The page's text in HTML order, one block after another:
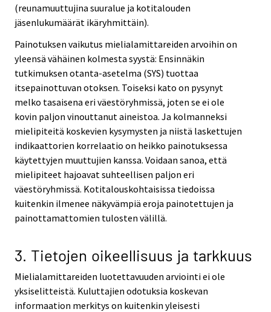
(reunamuuttujina suuralue ja kotitalouden
jäsenlukumäärät ikäryhmittäin).
Painotuksen vaikutus mielialamittareiden arvoihin on
yleensä vähäinen kolmesta syystä: Ensinnäkin
tutkimuksen otanta-asetelma (SYS) tuottaa
itsepainottuvan otoksen. Toiseksi kato on pysynyt
melko tasaisena eri väestöryhmissä, joten se ei ole
kovin paljon vinouttanut aineistoa. Ja kolmanneksi
mielipiteitä koskevien kysymysten ja niistä laskettujen
indikaattorien korrelaatio on heikko painotuksessa
käytettyjen muuttujien kanssa. Voidaan sanoa, että
mielipiteet hajoavat suhteellisen paljon eri
väestöryhmissä. Kotitalouskohtaisissa tiedoissa
kuitenkin ilmenee näkyvämpiä eroja painotettujen ja
painottamattomien tulosten välillä.
3. Tietojen oikeellisuus ja tarkkuus
Mielialamittareiden luotettavuuden arviointi ei ole
yksiselitteistä. Kuluttajien odotuksia koskevan
informaation merkitys on kuitenkin yleisesti